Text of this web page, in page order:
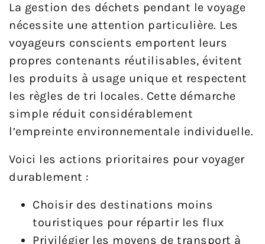
La gestion des déchets pendant le voyage
nécessite une attention particulière. Les
voyageurs conscients emportent leurs
propres contenants réutilisables, évitent
les produits à usage unique et respectent
les règles de tri locales. Cette démarche
simple réduit considérablement
l’empreinte environnementale individuelle.
Voici les actions prioritaires pour voyager
durablement :
Choisir des destinations moins
touristiques pour répartir les flux
Privilégier les moyens de transport à